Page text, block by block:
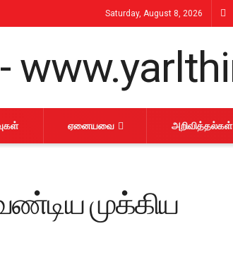
Saturday, August 8, 2026
ஏனையவை அறிவித்தல்கள்
முக்கிய